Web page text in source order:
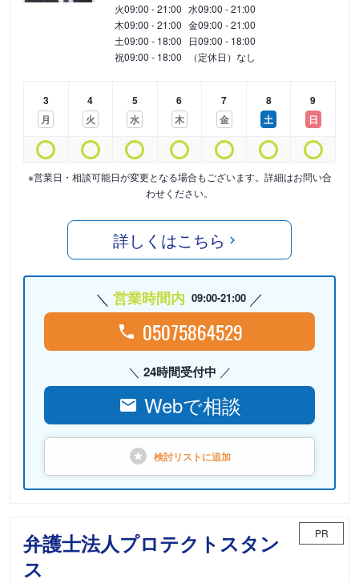
火09:00 - 21:00 水09:00 - 21:00
木09:00 - 21:00 金09:00 - 21:00
土09:00 - 18:00 日09:00 - 18:00
祝09:00 - 18:00 （定休日）なし
3
月
4
火
5
水
6
木
7
金
8
土
9
日
※営業日・相談可能日が変更となる場合もございます。詳細はお問い合
わせください。
詳しくはこちら
営業時間内 09:00-21:00
05075864529
24時間受付中
Webで相談
検討リストに追加
弁護士法人プロテクトスタン
ス
PR